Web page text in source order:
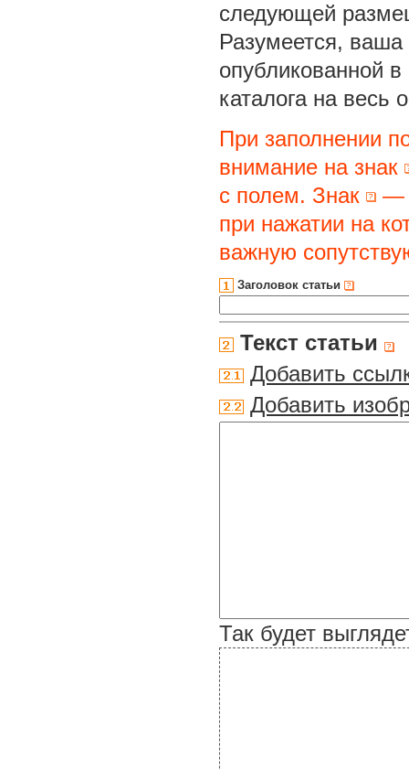
следующей
Разумеется, ваша
опубликованной
каталога на весь
При заполнении
внимание на знак
с полем. Знак
—
при нажатии на
важную
Заголовок статьи
Текст статьи
Добавить
Добавить
Так будет